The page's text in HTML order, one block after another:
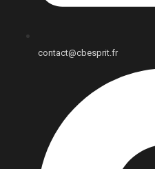
contact@cbesprit.fr